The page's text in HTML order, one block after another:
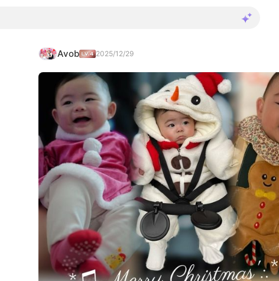
Avob 2025/12/29